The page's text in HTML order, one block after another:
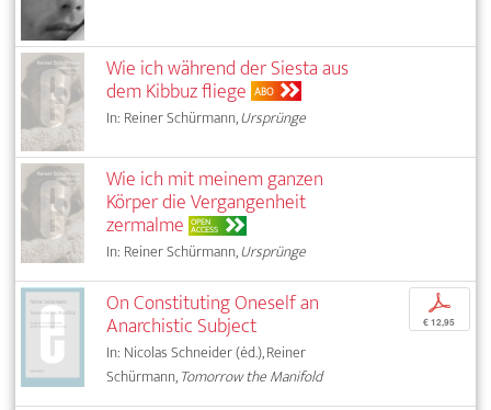
Wie ich während der Siesta aus
dem Kibbuz fliege ABO
In: Reiner Schürmann,Ursprünge
Wie ich mit meinem ganzen
Körper die Vergangenheit
zermalme OPEN
ACCESS
In: Reiner Schürmann,Ursprünge
On Constituting Oneself an
Anarchistic Subject
In: Nicolas Schneider (éd.), Reiner
Schürmann,Tomorrow the Manifold
p
€ 12,95